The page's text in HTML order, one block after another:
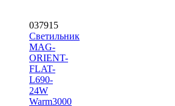
037915
Светильник
MAG-
ORIENT-
FLAT-
L690-
24W
Warm3000